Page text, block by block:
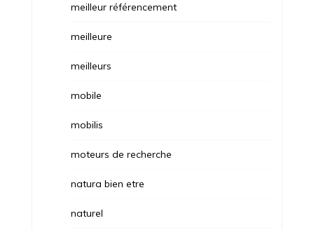
meilleur référencement
meilleure
meilleurs
mobile
mobilis
moteurs de recherche
natura bien etre
naturel